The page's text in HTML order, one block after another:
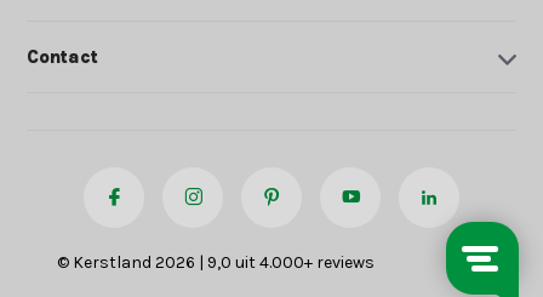
Contact
© Kerstland 2026 | 9,0 uit 4.000+ reviews